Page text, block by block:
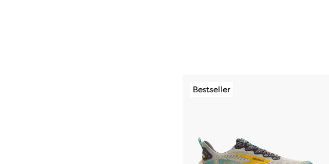
Bestseller